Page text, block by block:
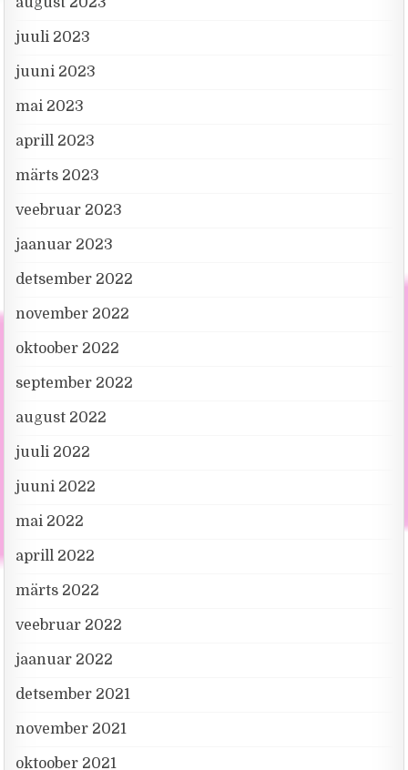
juuli 2023
juuni 2023
mai 2023
aprill 2023
märts 2023
veebruar 2023
jaanuar 2023
detsember 2022
november 2022
oktoober 2022
september 2022
august 2022
juuli 2022
juuni 2022
mai 2022
aprill 2022
märts 2022
veebruar 2022
jaanuar 2022
detsember 2021
november 2021
oktoober 2021